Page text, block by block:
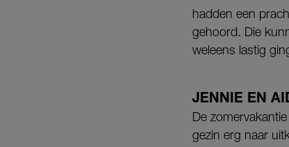
hadden een
gehoord. Die
weleens lastig
JENNIE EN
De
gezin erg naar